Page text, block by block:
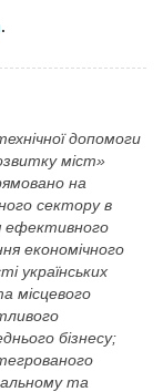
.
допомоги
міст»
на
сектору в
ефективного
економічного
українських
місцевого
бізнесу;
та